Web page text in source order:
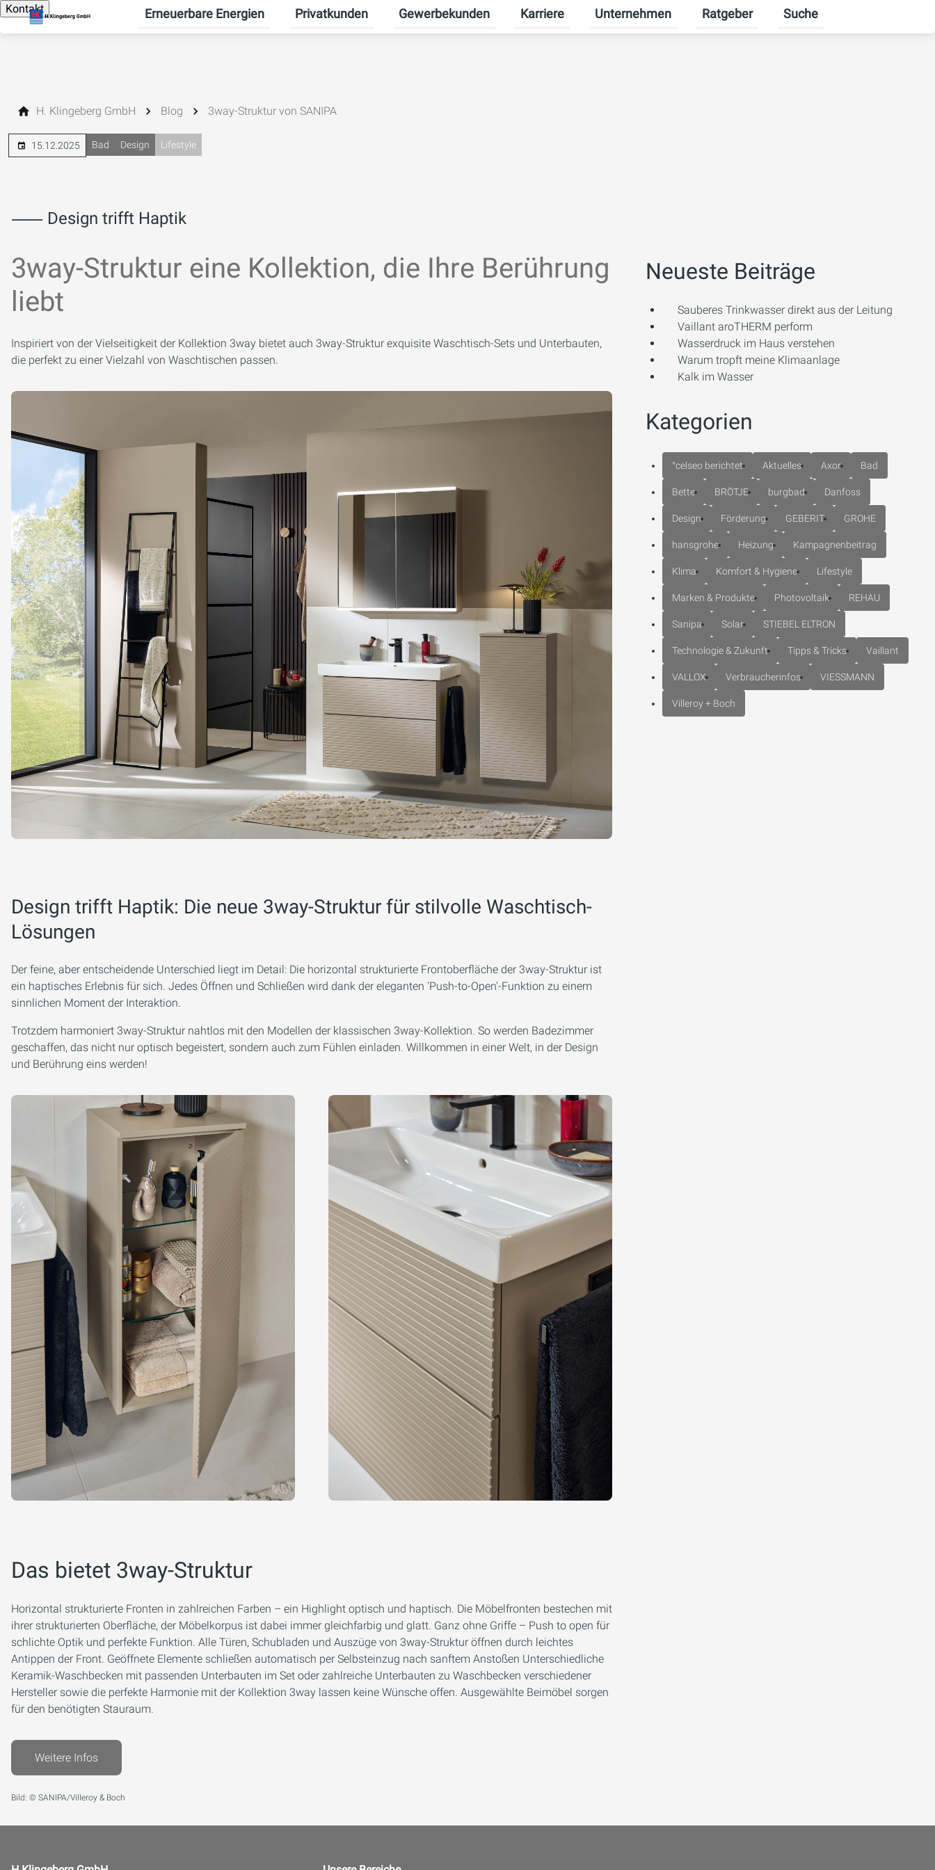
Kontakt Erneuerbare Energien
Untermenü für Erneuerbare Energien umschalten
Privatkunden
Untermenü für Privatkunden umschalten
Gewerbekunden
Untermenü für Gewerbekunden umschalten
Karriere
Untermenü für Karriere umschalten
Unternehmen
Untermenü für Unternehmen umschalten
Ratgeber
Untermenü für Ratgeber
Suche
H. Klingeberg GmbH Blog 3way-Struktur von SANIPA
15.12.2025 Bad Design Lifestyle
⸺ Design trifft Haptik
3way-Struktur eine Kollektion, die Ihre Berührung
liebt
Inspiriert von der Vielseitigkeit der Kollektion 3way bietet auch 3way-Struktur exquisite Waschtisch-Sets und Unterbauten,
die perfekt zu einer Vielzahl von Waschtischen passen.
Design trifft Haptik: Die neue 3way-Struktur für stilvolle Waschtisch-
Lösungen
Der feine, aber entscheidende Unterschied liegt im Detail: Die horizontal strukturierte Frontoberfläche der 3way-Struktur ist
ein haptisches Erlebnis für sich. Jedes Öffnen und Schließen wird dank der eleganten 'Push-to-Open'-Funktion zu einem
sinnlichen Moment der Interaktion.
Trotzdem harmoniert 3way-Struktur nahtlos mit den Modellen der klassischen 3way-Kollektion. So werden Badezimmer
geschaffen, das nicht nur optisch begeistert, sondern auch zum Fühlen einladen. Willkommen in einer Welt, in der Design
und Berührung eins werden!
Das bietet 3way-Struktur
Horizontal strukturierte Fronten in zahlreichen Farben – ein Highlight optisch und haptisch. Die Möbelfronten bestechen mit
ihrer strukturierten Oberfläche, der Möbelkorpus ist dabei immer gleichfarbig und glatt. Ganz ohne Griffe – Push to open für
schlichte Optik und perfekte Funktion. Alle Türen, Schubladen und Auszüge von 3way-Struktur öffnen durch leichtes
Antippen der Front. Geöffnete Elemente schließen automatisch per Selbsteinzug nach sanftem Anstoßen Unterschiedliche
Keramik-Waschbecken mit passenden Unterbauten im Set oder zahlreiche Unterbauten zu Waschbecken verschiedener
Hersteller sowie die perfekte Harmonie mit der Kollektion 3way lassen keine Wünsche offen. Ausgewählte Beimöbel sorgen
für den benötigten Stauraum.
Weitere Infos
Bild: © SANIPA/Villeroy & Boch
Neueste Beiträge
Sauberes Trinkwasser direkt aus der Leitung
Vaillant aroTHERM perform
Wasserdruck im Haus verstehen
Warum tropft meine Klimaanlage
Kalk im Wasser
Kategorien
°celseo berichtet Aktuelles Axor Bad
Bette BRÖTJE burgbad Danfoss
Design Förderung GEBERIT GROHE
hansgrohe Heizung Kampagnenbeitrag
Klima Komfort & Hygiene Lifestyle
Marken & Produkte Photovoltaik REHAU
Sanipa Solar STIEBEL ELTRON
Technologie & Zukunft Tipps & Tricks Vaillant
VALLOX Verbraucherinfos VIESSMANN
Villeroy + Boch